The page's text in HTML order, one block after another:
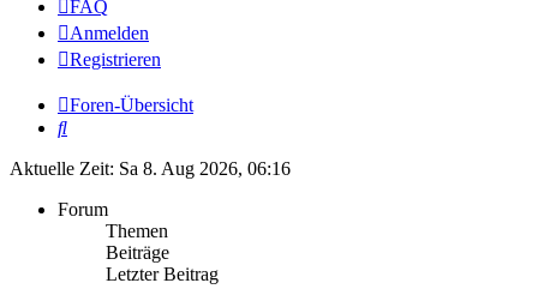
FAQ
Anmelden
Registrieren
Foren-Übersicht
Suche
Aktuelle Zeit: Sa 8. Aug 2026, 06:16
Forum
Themen
Beiträge
Letzter Beitrag